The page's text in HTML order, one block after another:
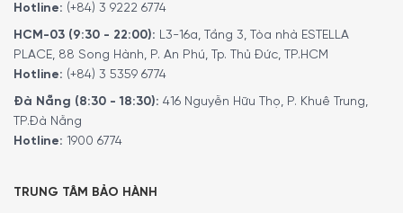
Hotline: (+84) 3 9222 6774
HCM-03 (9:30 - 22:00): L3-16a, Tầng 3, Tòa nhà ESTELLA
PLACE, 88 Song Hành, P. An Phú, Tp. Thủ Đức, TP.HCM
Hotline: (+84) 3 5359 6774
Đà Nẵng (8:30 - 18:30): 416 Nguyễn Hữu Thọ, P. Khuê Trung,
TP.Đà Nẵng
Hotline: 1900 6774
TRUNG TÂM BẢO HÀNH